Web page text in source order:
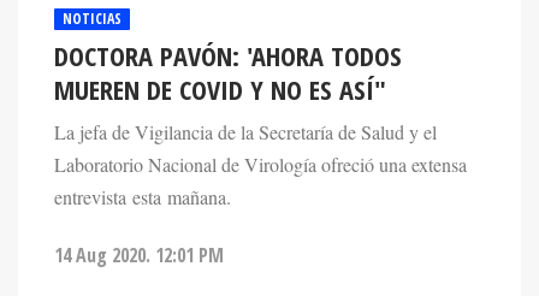
DOCTORA PAVÓN: 'AHORA TODOS
MUEREN DE COVID Y NO ES ASÍ"
La jefa de Vigilancia de la Secretaría de Salud y el
Laboratorio Nacional de Virología ofreció una extensa
entrevista esta mañana.